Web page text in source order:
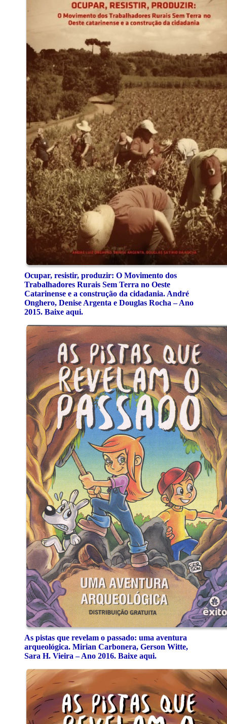
Ocupar, resistir, produzir: O Movimento dos
Trabalhadores Rurais Sem Terra no Oeste
Catarinense e a construção da cidadania. André
Onghero, Denise Argenta e Douglas Rocha – Ano
2015. Baixe aqui.
As pistas que revelam o passado: uma aventura
arqueológica. Mirian Carbonera, Gerson Witte,
Sara H. Vieira – Ano 2016. Baixe aqui.